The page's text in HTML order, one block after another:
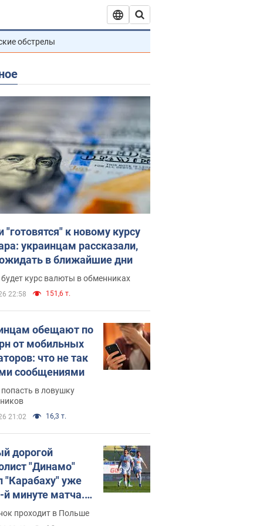
обстрелы
"готовятся" к новому курсу
украинцам рассказали,
в ближайшие дни
курс валюты в обменниках
22:58 151,6 т.
обещают по
от мобильных
что не так
сообщениями
попасть в ловушку
21:02 16,3 т.
дорогой
"Динамо"
"Карабаху" уже
й минуте матча.
проходит в Польше